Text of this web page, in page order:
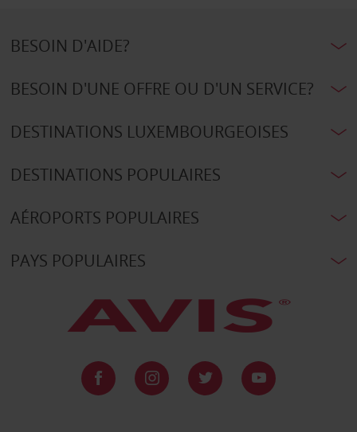
BESOIN D'AIDE?
BESOIN D'UNE OFFRE OU D'UN SERVICE?
DESTINATIONS LUXEMBOURGEOISES
DESTINATIONS POPULAIRES
AÉROPORTS POPULAIRES
PAYS POPULAIRES